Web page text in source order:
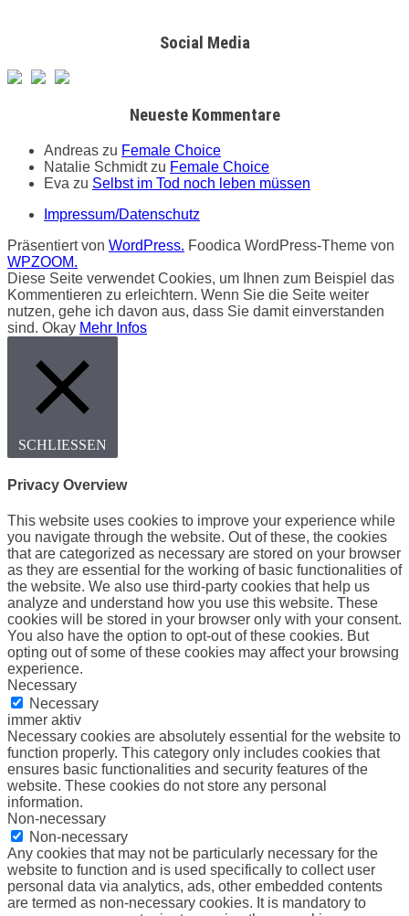
Social Media
Neueste Kommentare
Andreas zu Female Choice
Natalie Schmidtzu Female Choice
Eva zu Selbst im Tod noch leben müssen
Impressum/Datenschutz
Präsentiert von WordPress. Foodica WordPress-Theme von
WPZOOM.
Diese Seite verwendet Cookies, um Ihnen zum Beispiel das
Kommentieren zu erleichtern. Wenn Sie die Seite weiter
nutzen, gehe ich davon aus, dass Sie damit einverstanden
sind. Okay Mehr Infos
SCHLIESSEN
Privacy Overview
This website uses cookies to improve your experience while
you navigate through the website. Out of these, the cookies
that are categorized as necessary are stored on your browser
as they are essential for the working of basic functionalities of
the website. We also use third-party cookies that help us
analyze and understand how you use this website. These
cookies will be stored in your browser only with your consent.
You also have the option to opt-out of these cookies. But
opting out of some of these cookies may affect your browsing
experience.
Necessary
Necessary
immer aktiv
Necessary cookies are absolutely essential for the website to
function properly. This category only includes cookies that
ensures basic functionalities and security features of the
website. These cookies do not store any personal
information.
Non-necessary
Non-necessary
Any cookies that may not be particularly necessary for the
website to function and is used specifically to collect user
personal data via analytics, ads, other embedded contents
are termed as non-necessary cookies. It is mandatory to